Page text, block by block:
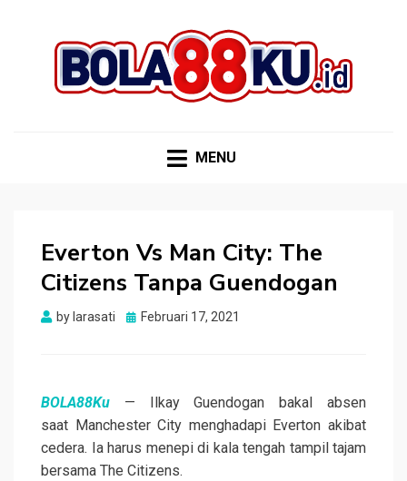
MENU
Everton Vs Man City: The
Citizens Tanpa Guendogan
by larasati
Posted
Februari 17, 2021
BOLA88Ku — Ilkay Guendogan bakal absen
saat Manchester City menghadapi Everton akibat
cedera. Ia harus menepi di kala tengah tampil tajam
bersama The Citizens.